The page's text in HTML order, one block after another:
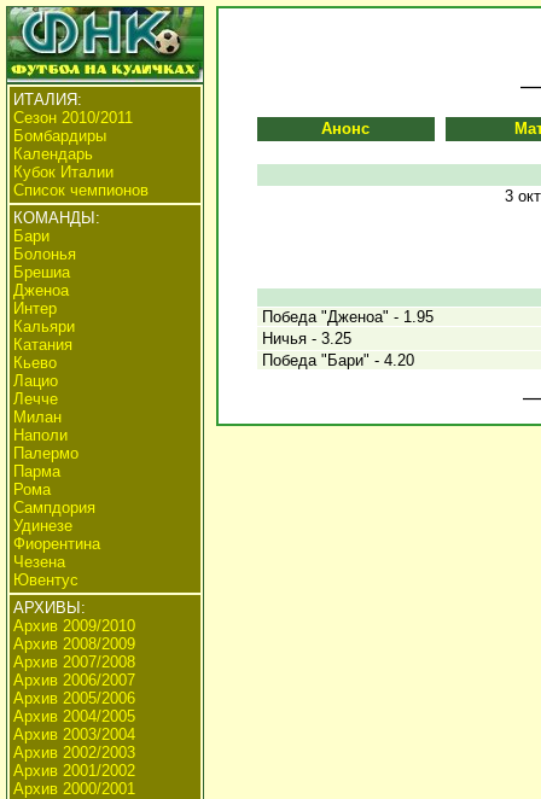
ИТАЛИЯ:
Сезон 2010/2011
Бомбардиры
Календарь
Кубок Италии
Список чемпионов
КОМАНДЫ:
Бари
Болонья
Брешиа
Дженоа
Интер
Кальяри
Катания
Кьево
Лацио
Лечче
Милан
Наполи
Палермо
Парма
Рома
Сампдория
Удинезе
Фиорентина
Чезена
Ювентус
АРХИВЫ:
Архив 2009/2010
Архив 2008/2009
Архив 2007/2008
Архив 2006/2007
Архив 2005/2006
Архив 2004/2005
Архив 2003/2004
Архив 2002/2003
Архив 2001/2002
Архив 2000/2001
Анонс
3
Победа "Дженоа" - 1.95
Ничья - 3.25
Победа "Бари" - 4.20